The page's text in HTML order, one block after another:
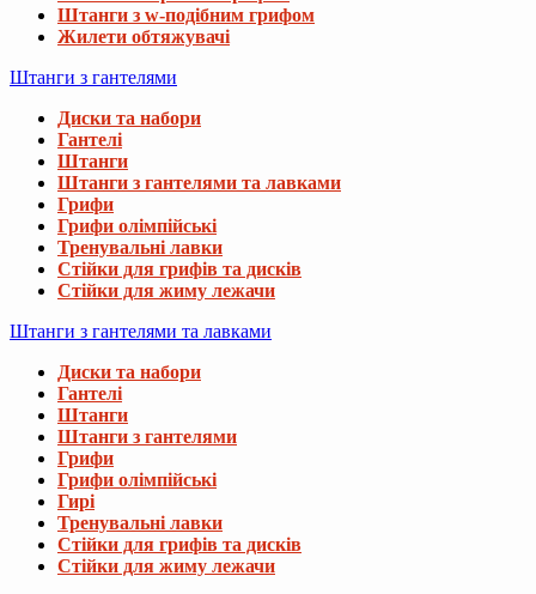
Штанги з w-подібним грифом
Жилети обтяжувачі
Штанги з гантелями
Диски та набори
Гантелі
Штанги
Штанги з гантелями та лавками
Грифи
Грифи олімпійські
Тренувальні лавки
Стійки для грифів та дисків
Стійки для жиму лежачи
Штанги з гантелями та лавками
Диски та набори
Гантелі
Штанги
Штанги з гантелями
Грифи
Грифи олімпійські
Гирі
Тренувальні лавки
Стійки для грифів та дисків
Стійки для жиму лежачи